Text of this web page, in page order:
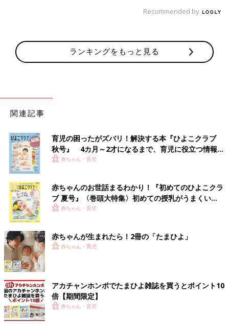
Recommended by
ランキングをもっと見る
関連記事
育児の困ったがズバリ！解決する本『ひよこクラブ
秋号』 4カ月～2才になるまで、育児に役立つ情報が
いっぱい！
赤ちゃん・育児
赤ちゃんのお世話まるわかり！『初めてのひよこクラ
ブ 夏号』〈巻頭大特集〉初めての授乳がうまくい
く！ おっぱい・ミルクの基本と夏のトラブル 解決テ
赤ちゃん・育児
赤ちゃんが生まれたら！2冊の「たまひよ」
赤ちゃん・育児
アカチャンホンポでたまひよ雑誌を買うとポイント10
倍【期間限定】
赤ちゃん・育児